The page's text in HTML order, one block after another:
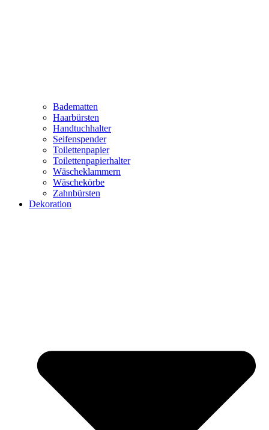
Badematten
Haarbürsten
Handtuchhalter
Seifenspender
Toilettenpapier
Toilettenpapierhalter
Wäscheklammern
Wäschekörbe
Zahnbürsten
Dekoration